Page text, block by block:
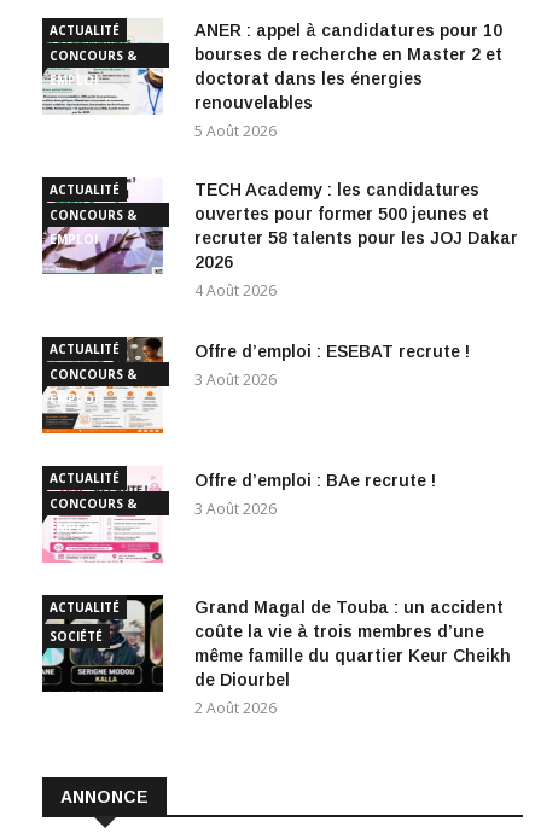
ACTUALITÉ
CONCOURS &
EMPLOI
ANER : appel à candidatures pour 10
bourses de recherche en Master 2 et
doctorat dans les énergies
renouvelables
5 Août 2026
ACTUALITÉ
CONCOURS &
EMPLOI
TECH Academy : les candidatures
ouvertes pour former 500 jeunes et
recruter 58 talents pour les JOJ Dakar
2026
4 Août 2026
ACTUALITÉ
CONCOURS &
EMPLOI
Offre d’emploi : ESEBAT recrute !
3 Août 2026
ACTUALITÉ
CONCOURS &
EMPLOI
Offre d’emploi : BAe recrute !
3 Août 2026
ACTUALITÉ
SOCIÉTÉ
Grand Magal de Touba : un accident
coûte la vie à trois membres d’une
même famille du quartier Keur Cheikh
de Diourbel
2 Août 2026
ANNONCE